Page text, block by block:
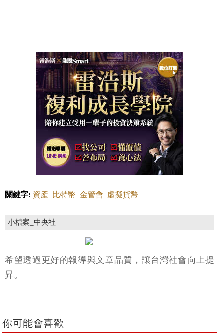
關鍵字: 資產 比特幣 金管會 虛擬貨幣
小檔案_中央社
希望透過更好的報導與文章品質，讓台灣社會向上提
昇。
你可能會喜歡